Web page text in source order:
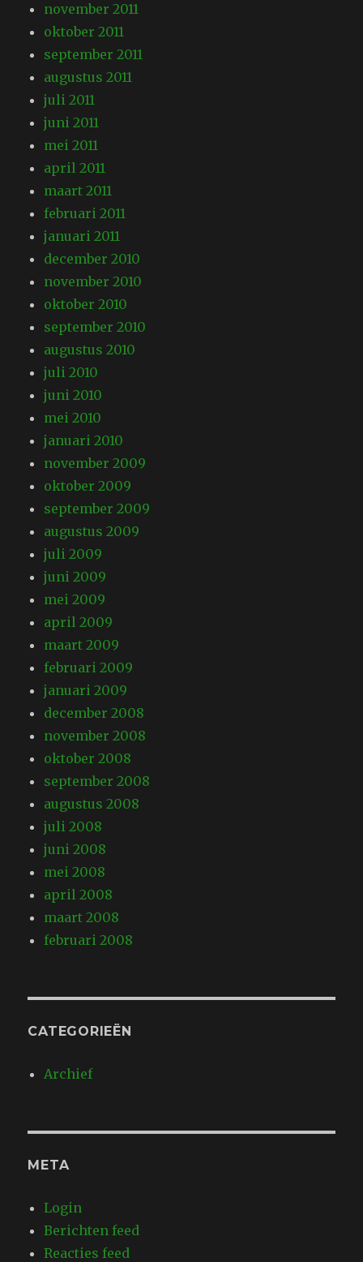
november 2011
oktober 2011
september 2011
augustus 2011
juli 2011
juni 2011
mei 2011
april 2011
maart 2011
februari 2011
januari 2011
december 2010
november 2010
oktober 2010
september 2010
augustus 2010
juli 2010
juni 2010
mei 2010
januari 2010
november 2009
oktober 2009
september 2009
augustus 2009
juli 2009
juni 2009
mei 2009
april 2009
maart 2009
februari 2009
januari 2009
december 2008
november 2008
oktober 2008
september 2008
augustus 2008
juli 2008
juni 2008
mei 2008
april 2008
maart 2008
februari 2008
CATEGORIEËN
Archief
META
Login
Berichten feed
Reacties feed